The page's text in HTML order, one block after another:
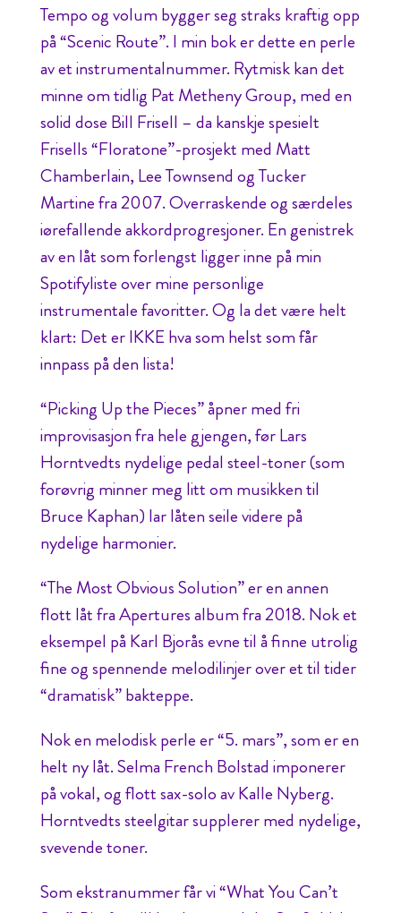
Tempo og volum bygger seg straks kraftig opp
på “Scenic Route”. I min bok er dette en perle
av et instrumentalnummer. Rytmisk kan det
minne om tidlig Pat Metheny Group, med en
solid dose Bill Frisell – da kanskje spesielt
Frisells “Floratone”-prosjekt med Matt
Chamberlain, Lee Townsend og Tucker
Martine fra 2007. Overraskende og særdeles
iørefallende akkordprogresjoner. En genistrek
av en låt som forlengst ligger inne på min
Spotifyliste over mine personlige
instrumentale favoritter. Og la det være helt
klart: Det er IKKE hva som helst som får
innpass på den lista!
“Picking Up the Pieces” åpner med fri
improvisasjon fra hele gjengen, før Lars
Horntvedts nydelige pedal steel-toner (som
forøvrig minner meg litt om musikken til
Bruce Kaphan) lar låten seile videre på
nydelige harmonier.
“The Most Obvious Solution” er en annen
flott låt fra Apertures album fra 2018. Nok et
eksempel på Karl Bjorås evne til å finne utrolig
fine og spennende melodilinjer over et til tider
“dramatisk” bakteppe.
Nok en melodisk perle er “5. mars”, som er en
helt ny låt. Selma French Bolstad imponerer
på vokal, og flott sax-solo av Kalle Nyberg.
Horntvedts steelgitar supplerer med nydelige,
svevende toner.
Som ekstranummer får vi “What You Can’t